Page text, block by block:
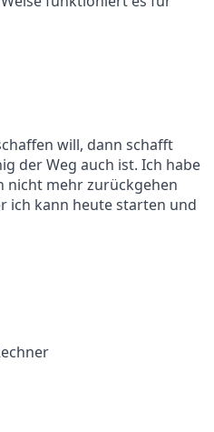
will, dann schafft
der Weg auch ist. Ich habe
nicht mehr zurückgehen
ich kann heute starten und